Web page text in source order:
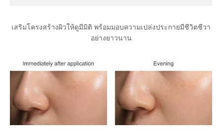
เสริมโครงสร้างผิวให้ดูมีมิติ พร้อมมอบความเปล่งประกายมีชีวิตชีวา
อย่างยาวนาน